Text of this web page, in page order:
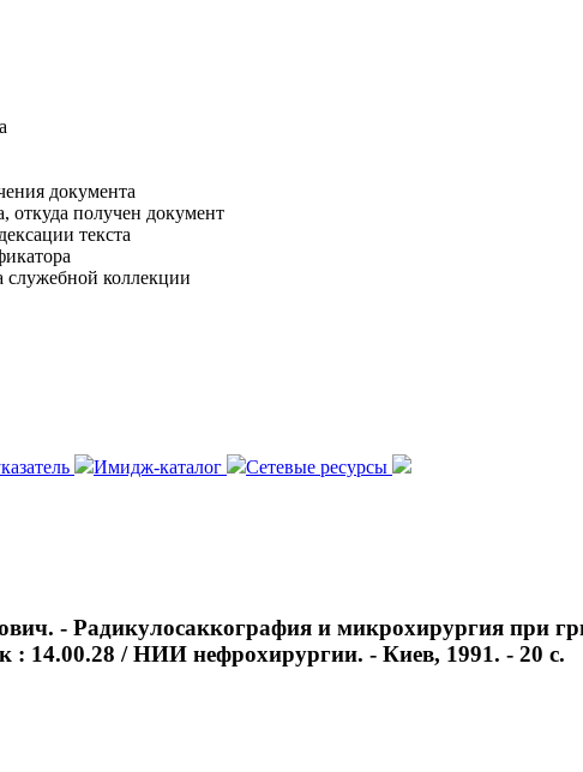
документа
откуда получен документ
текста
служебной коллекции
Имидж-каталог
Сетевые ресурсы
- Радикулосаккография и микрохирургия при
: 14.00.28 / НИИ нефрохирургии. - Киев, 1991. - 20 с.